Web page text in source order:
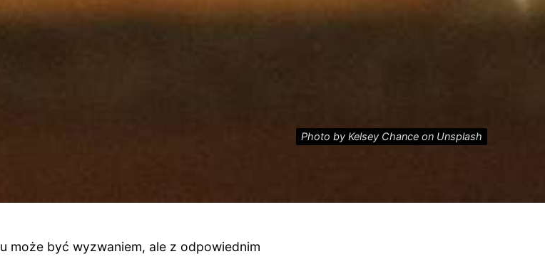
Photo by Kelsey Chance on Unsplash
może być wyzwaniem, ale z odpowiednim